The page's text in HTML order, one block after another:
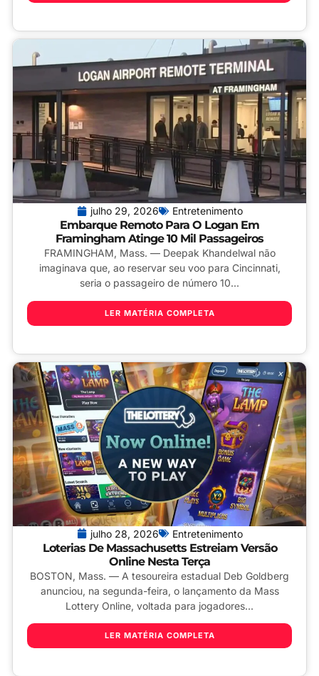
julho 29, 2026 Entretenimento
Embarque Remoto Para O Logan Em
Framingham Atinge 10 Mil Passageiros
FRAMINGHAM, Mass. — Deepak Khandelwal não
imaginava que, ao reservar seu voo para Cincinnati,
seria o passageiro de número 10...
LER MATÉRIA COMPLETA
julho 28, 2026 Entretenimento
Loterias De Massachusetts Estreiam Versão
Online Nesta Terça
BOSTON, Mass. — A tesoureira estadual Deb Goldberg
anunciou, na segunda-feira, o lançamento da Mass
Lottery Online, voltada para jogadores...
LER MATÉRIA COMPLETA